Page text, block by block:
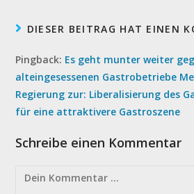
DIESER BEITRAG HAT EINEN
Pingback: Es geht munter weiter
alteingesessenen Gastrobetriebe
Regierung zur: Liberalisierung des
für eine attraktivere Gastroszene
Schreibe einen Kommentar
Kommentieren